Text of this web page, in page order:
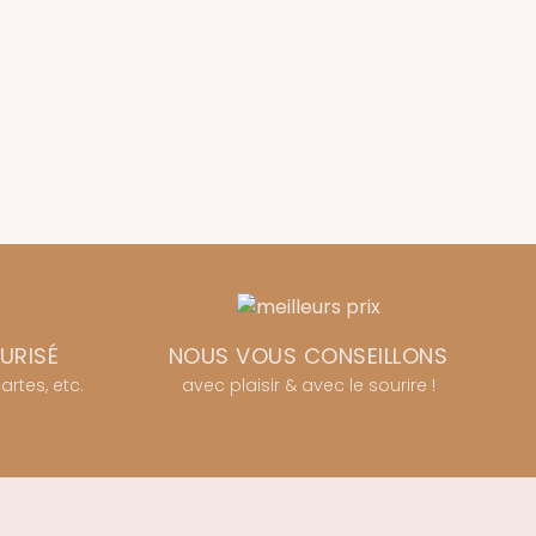
etc.
NOUS VOUS CONSEILLONS
avec plaisir & avec le sourire !